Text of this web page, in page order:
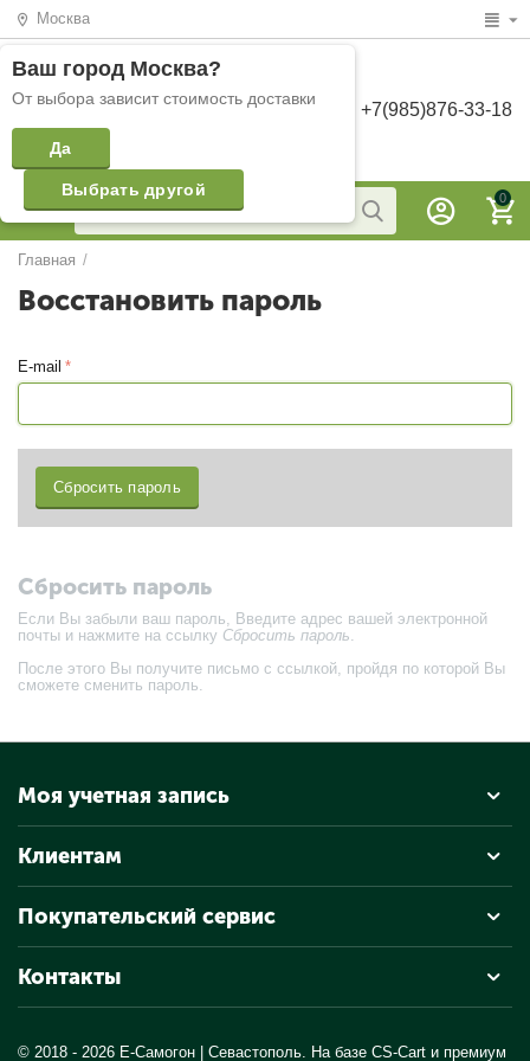
Москва
Ваш город Москва?
От выбора зависит стоимость доставки
Да
Выбрать другой
+7(985)876-33-18
0
Главная /
Восстановить пароль
E-mail
Сбросить пароль
Сбросить пароль
Если Вы забыли ваш пароль, Введите адрес вашей электронной
почты и нажмите на ссылку Сбросить пароль.
После этого Вы получите письмо с ссылкой, пройдя по которой Вы
сможете сменить пароль.
Моя учетная запись
Клиентам
Покупательский сервис
Контакты
© 2018 - 2026 Е-Самогон | Севастополь. На базеCS-Cart и премиум